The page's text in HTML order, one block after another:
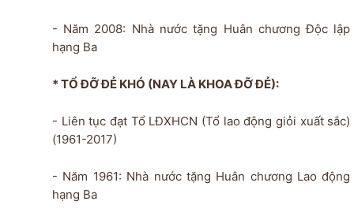
- Năm 2008: Nhà nước tặng Huân chương Độc lập
hạng Ba
* TỔ ĐỠ ĐẺ KHÓ (NAY LÀ KHOA ĐỠ ĐẺ):
- Liên tục đạt Tổ LĐXHCN (Tổ lao động giỏi xuất sắc)
(1961-2017)
- Năm 1961: Nhà nước tặng Huân chương Lao động
hạng Ba